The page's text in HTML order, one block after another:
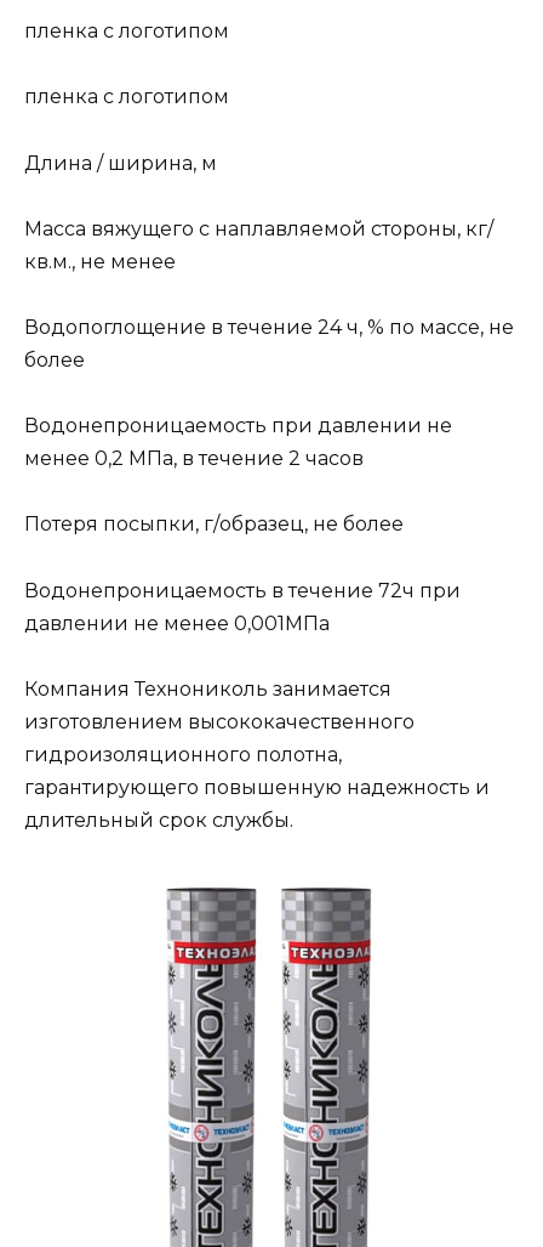
пленка с логотипом
пленка с логотипом
Длина / ширина, м
Масса вяжущего с наплавляемой стороны, кг/
кв.м., не менее
Водопоглощение в течение 24 ч, % по массе, не
более
Водонепроницаемость при давлении не
менее 0,2 МПа, в течение 2 часов
Потеря посыпки, г/образец, не более
Водонепроницаемость в течение 72ч при
давлении не менее 0,001МПа
Компания Технониколь занимается
изготовлением высококачественного
гидроизоляционного полотна,
гарантирующего повышенную надежность и
длительный срок службы.